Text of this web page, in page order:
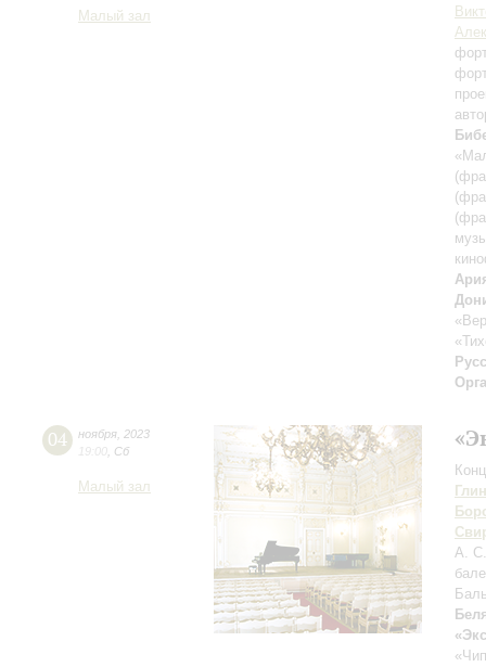
Малый зал
04 ноября 2023
19:00 Сб
Малый зал
А.